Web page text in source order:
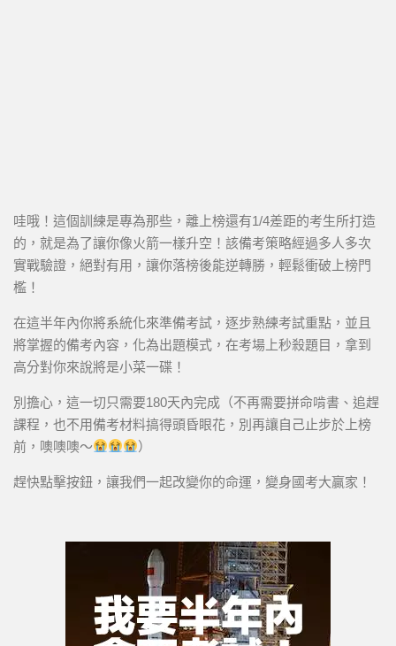
哇哦！這個訓練是專為那些，離上榜還有1/4差距的考生所打造
的，就是為了讓你像火箭一樣升空！該備考策略經過多人多次
實戰驗證，絕對有用，讓你落榜後能逆轉勝，輕鬆衝破上榜門
檻！
在這半年內你將系統化來準備考試，逐步熟練考試重點，並且
將掌握的備考內容，化為出題模式，在考場上秒殺題目，拿到
高分對你來說將是小菜一碟！
別擔心，這一切只需要180天內完成（不再需要拼命啃書、追趕
課程，也不用備考材料搞得頭昏眼花，別再讓自己止步於上榜
前，噢噢噢～
）
趕快點擊按鈕，讓我們一起改變你的命運，變身國考大贏家！